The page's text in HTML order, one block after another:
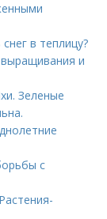
в теплицу?
и
Зеленые
с